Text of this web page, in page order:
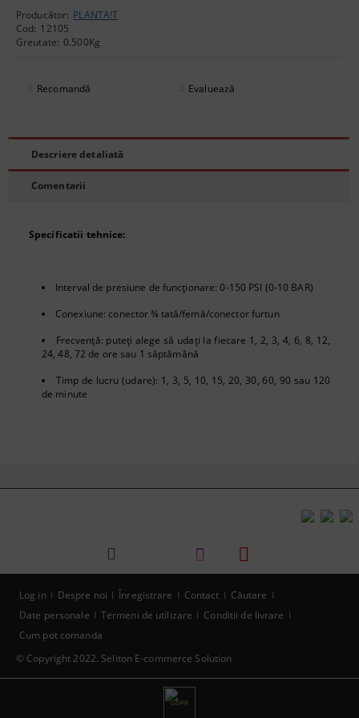
Producător: PLANTA!T
Cod: 12105
Greutate: 0.500Kg
Recomandă Evaluează
Descriere detaliată
Comentarii
Specificatii tehnice:
Interval de presiune de funcționare: 0-150 PSI (0-10 BAR)
Conexiune: conector ¾ tată/femă/conector furtun
Frecvență: puteți alege să udați la fiecare 1, 2, 3, 4, 6, 8, 12,
24, 48, 72 de ore sau 1 săptămână
Timp de lucru (udare): 1, 3, 5, 10, 15, 20, 30, 60, 90 sau 120
de minute
© Copyright 2022. Seliton E-commerce Solution
Log in Despre noi Înregistrare Contact
Căutare
Date personale
Termeni de utilizare
Conditii de livrare
Cum pot comanda
GDPR